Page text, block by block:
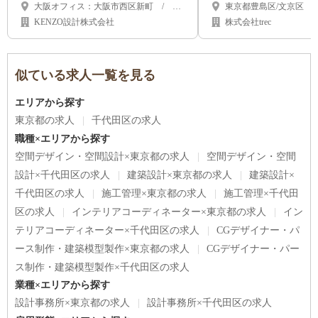
大阪オフィス：大阪市西区新町 / 東
京オフィス：東京都渋谷区神宮前
KENZO設計株式会社
東京都豊島区/文京区
株式会社trec
似ている求人一覧を見る
エリアから探す
東京都の求人
千代田区の求人
職種×エリアから探す
空間デザイン・空間設計×東京都の求人
空間デザイン・空間
設計×千代田区の求人
建築設計×東京都の求人
建築設計×
千代田区の求人
施工管理×東京都の求人
施工管理×千代田
区の求人
インテリアコーディネーター×東京都の求人
イン
テリアコーディネーター×千代田区の求人
CGデザイナー・パ
ース制作・建築模型製作×東京都の求人
CGデザイナー・パー
ス制作・建築模型製作×千代田区の求人
業種×エリアから探す
設計事務所×東京都の求人
設計事務所×千代田区の求人